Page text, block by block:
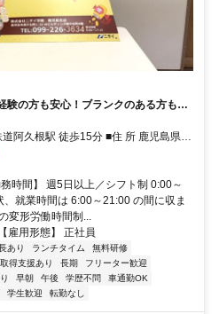
験の方も安心！ブランクのある方も大
活躍できるお仕事です。
徒歩15分 ■住 所 鹿児島県
道阿久
時間】 週5日以上／シフト制 0:00～
就業時間は 6:00～21:00 の間に収ま
変形労働時間制...
雇用形態】 正社員
あり ランチタイム
無料研修
得支援あり 長期
フリーター歓迎
早朝 午後 学歴不問
車通勤OK
学生歓迎 転勤なし